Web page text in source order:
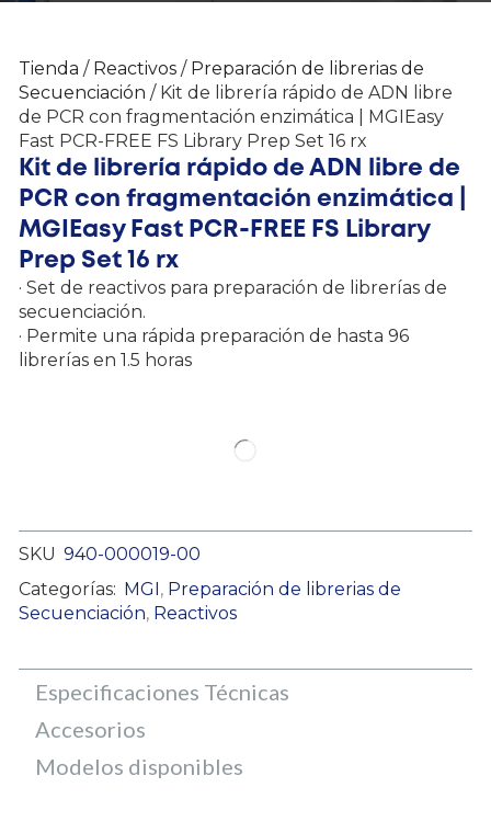
Tienda / Reactivos / Preparación de librerias de
Secuenciación / Kit de librería rápido de ADN libre
de PCR con fragmentación enzimática | MGIEasy
Fast PCR-FREE FS Library Prep Set 16 rx
Kit de librería rápido de ADN libre de
PCR con fragmentación enzimática |
MGIEasy Fast PCR-FREE FS Library
Prep Set 16 rx
· Set de reactivos para preparación de librerías de
secuenciación.
· Permite una rápida preparación de hasta 96
librerías en 1.5 horas
SKU 940-000019-00
Categorías: MGI, Preparación de librerias de
Secuenciación, Reactivos
Especificaciones Técnicas
Accesorios
Modelos disponibles